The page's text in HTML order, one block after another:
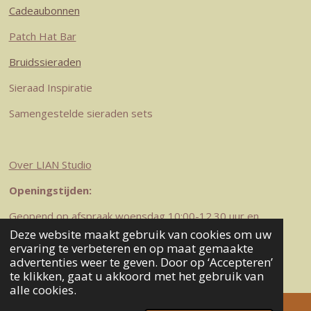
Deze website maakt gebruik van cookies om uw
ervaring te verbeteren en op maat gemaakte
advertenties weer te geven. Door op ‘Accepteren’
te klikken, gaat u akkoord met het gebruik van
alle cookies.
Cadeaubonnen
Patch Hat Bar
Bruidssieraden
Sieraad Inspiratie
Samengestelde sieraden sets
Over LIAN Studio
Openingstijden:
Geopend op afspraak woensdag 10:00-12.30 uur en
zaterdag 10-12.30 uur
© 2023-2026 LIAN Studio
Powered byJouwWeb